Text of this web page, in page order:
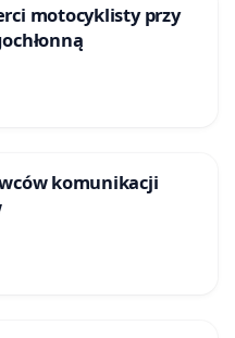
motocyklisty przy
komunikacji